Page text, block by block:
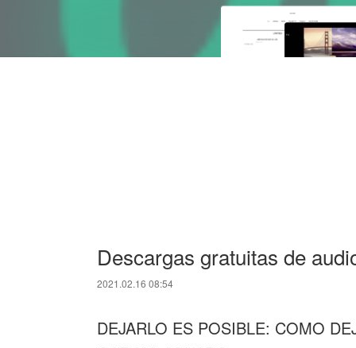
Descargas gratuitas de
2021.02.16 08:54
DEJARLO ES POSIBLE: COMO